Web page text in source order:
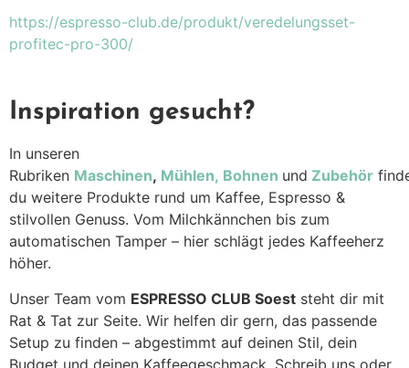
https://espresso-club.de/produkt/veredelungsset-
profitec-pro-300/
Inspiration gesucht?
In unseren
Rubriken Maschinen, Mühlen, Bohnen und Zubehör
du weitere Produkte rund um Kaffee, Espresso &
stilvollen Genuss. Vom Milchkännchen bis zum
automatischen Tamper – hier schlägt jedes Kaffeeherz
höher.
Unser Team vom ESPRESSO CLUB Soest steht dir mit
Rat & Tat zur Seite. Wir helfen dir gern, das passende
Setup zu finden – abgestimmt auf deinen Stil, dein
Budget und deinen Kaffeegeschmack. Schreib uns oder